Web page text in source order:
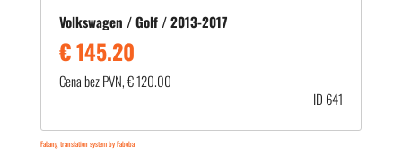
Volkswagen / Golf / 2013-2017
€ 145.20
Cena bez PVN, € 120.00
ID 641
FaLang translation system by Faboba